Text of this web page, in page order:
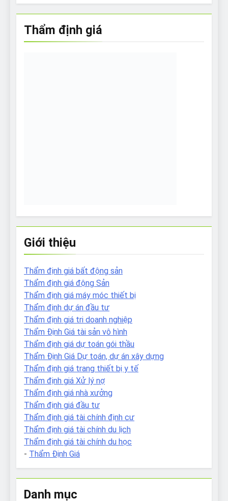
Thẩm định giá
Giới thiệu
Thẩm định giá bất động sản
Thẩm định giá động Sản
Thẩm định giá máy móc thiết bị
Thẩm định dự án đầu tư
Thẩm định giá tri doanh nghiệp
Thẩm Định Giá tài sản vô hình
Thẩm định giá dự toán gói thầu
Thẩm Định Giá Dự toán, dự án xây dựng
Thẩm định giá trang thiết bị y tế
Thẩm định giá Xử lý nợ
Thẩm định giá nhà xưởng
Thẩm định giá đầu tư
Thẩm định giá tài chính định cư
Thẩm định giá tài chính du lịch
Thẩm định giá tài chính du học
- Thẩm Định Giá
Danh mục